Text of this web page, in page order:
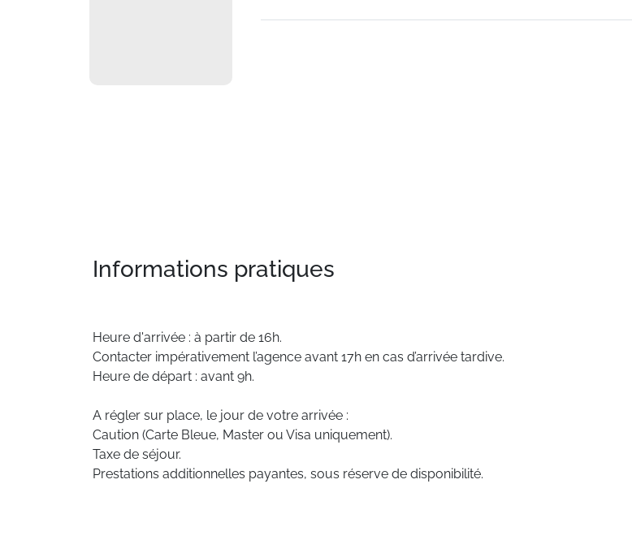
Informations pratiques
Heure d'arrivée : à partir de 16h.
Contacter impérativement l’agence avant 17h en cas d’arrivée tardive.
Heure de départ : avant 9h.
A régler sur place, le jour de votre arrivée :
Caution (Carte Bleue, Master ou Visa uniquement).
Taxe de séjour.
Prestations additionnelles payantes, sous réserve de disponibilité.